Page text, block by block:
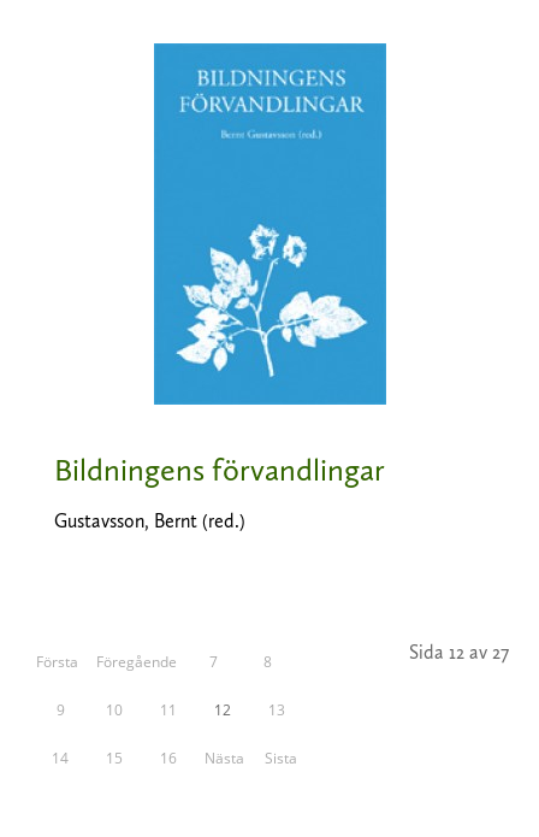
Bildningens förvandlingar
Gustavsson, Bernt (red.)
Första Föregående 7 8
9 10 11 12 13
14 15 16 Nästa Sista
Sida 12 av 27